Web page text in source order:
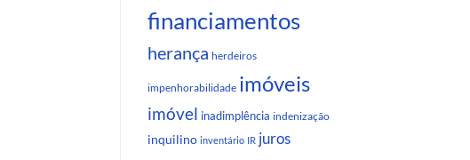
financiamentos
herança herdeiros
impenhorabilidade imóveis
imóvel inadimplência indenização
inquilino inventário IR juros